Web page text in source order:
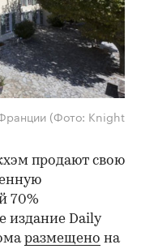
(Фото: Knight
продают свою
70%
издание Daily
размещено на